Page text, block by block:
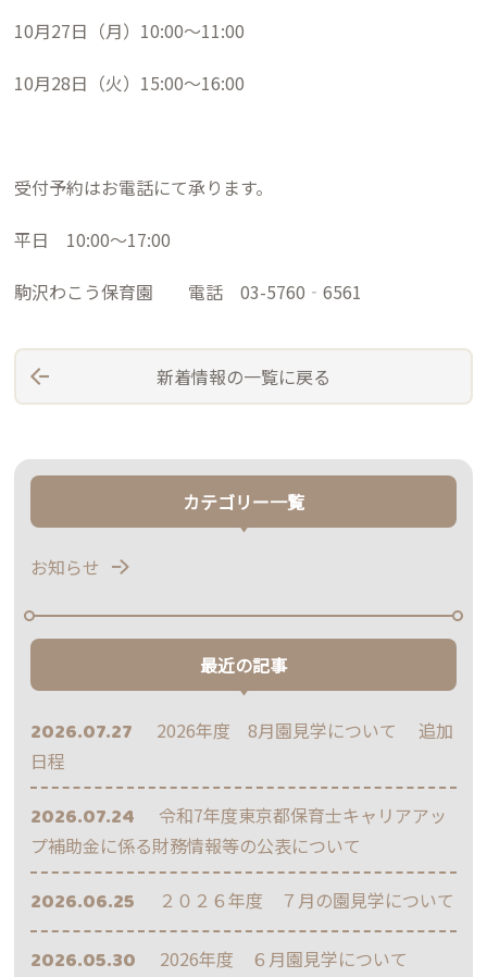
10月27日（月）10:00～11:00
10月28日（火）15:00～16:00
受付予約はお電話にて承ります。
平日 10:00～17:00
駒沢わこう保育園 電話 03-5760‐6561
新着情報の一覧に戻る
カテゴリー一覧
お知らせ
最近の記事
2026.07.27
2026年度 8月園見学について 追加
日程
2026.07.24
令和7年度東京都保育士キャリアアッ
プ補助金に係る財務情報等の公表について
2026.06.25 ２０２６年度 ７月の園見学について
2026.05.30 2026年度 ６月園見学について